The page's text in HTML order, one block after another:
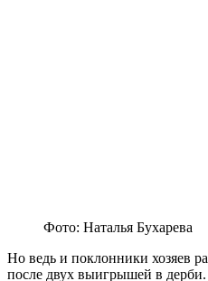
Фото: Наталья Бухарева
Но ведь и поклонники хозяев
после двух выигрышей в